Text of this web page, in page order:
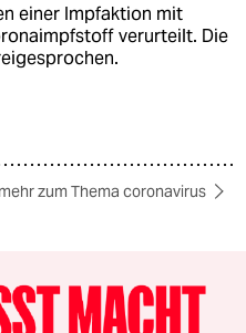
einer Impfaktion mit
verurteilt. Die
mehr zum Thema coronavirus